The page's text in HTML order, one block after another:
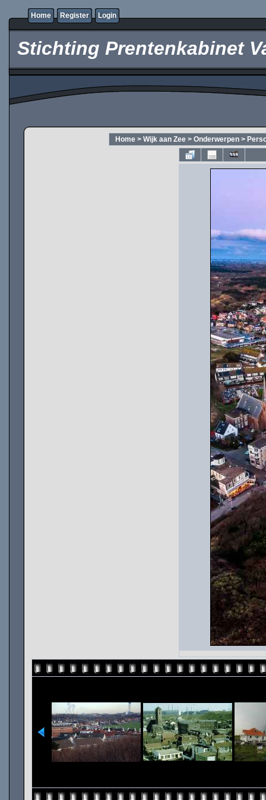
Home Register Login
Stichting Prentenkabinet
Home > Wijk aan Zee > Onderwerpen >